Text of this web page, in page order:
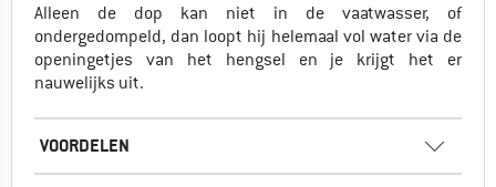
Alleen de dop kan niet in de vaatwasser, of
ondergedompeld, dan loopt hij helemaal vol water via de
openingetjes van het hengsel en je krijgt het er
nauwelijks uit.
VOORDELEN